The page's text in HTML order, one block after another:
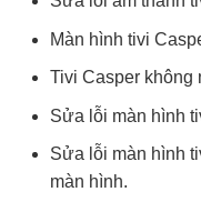
Màn hình tivi
Tivi Casper không
Sửa lỗi màn hình
Sửa lỗi màn hình
màn hình.